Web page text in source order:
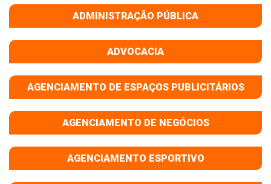
ADMINISTRAÇÃO PÚBLICA
ADVOCACIA
AGENCIAMENTO DE ESPAÇOS PUBLICITÁRIOS
AGENCIAMENTO DE NEGÓCIOS
AGENCIAMENTO ESPORTIVO